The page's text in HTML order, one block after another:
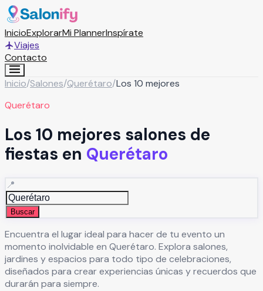
InicioExplorarMi PlannerInspírate
Viajes
Contacto
Inicio/Salones/Querétaro/Los 10 mejores
Querétaro
Los 10 mejores salones de
fiestas en Querétaro
📍
Buscar
Encuentra el lugar ideal para hacer de tu evento un
momento inolvidable en Querétaro. Explora salones,
jardines y espacios para todo tipo de celebraciones,
diseñados para crear experiencias únicas y recuerdos que
durarán para siempre.